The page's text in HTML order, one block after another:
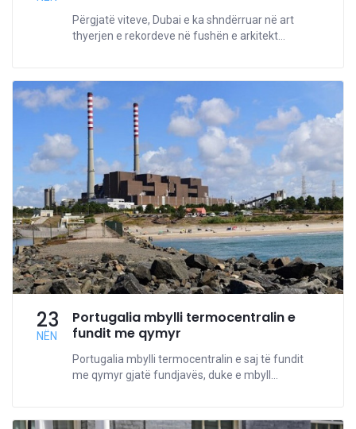
Përgjatë viteve, Dubai e ka shndërruar në art
thyerjen e rekordeve në fushën e arkitekt...
23
NËN
Portugalia mbylli termocentralin e
fundit me qymyr
Portugalia mbylli termocentralin e saj të fundit
me qymyr gjatë fundjavës, duke e mbyll...